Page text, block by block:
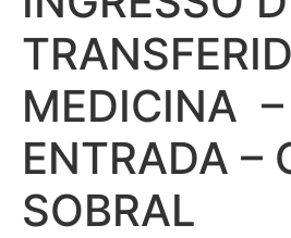
MEDICINA –
ENTRADA –
SOBRAL